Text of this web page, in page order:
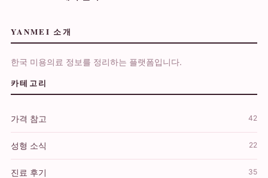
YANMEI 소개
한국 미용의료 정보를 정리하는 플랫폼입니다.
카테고리
가격 참고 42
성형 소식 22
진료 후기 35